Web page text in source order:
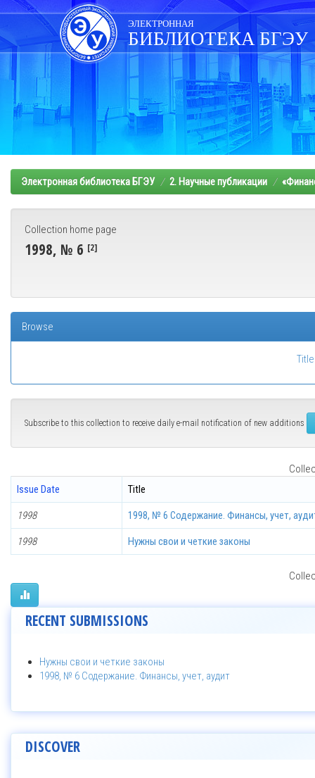
Skip
navigation
ЭЛЕКТРОННАЯ
БИБЛИОТЕКА БГЭУ
Электронная библиотека БГЭУ 2. Научные публикации
Collection home page
1998, № 6 [2]
Browse
Title
Subscribe to this collection to receive daily e-mail notification of new additions
Issue Date
Title
1998 1998, № 6 Содержание. Финансы, учет,
1998 Нужны свои и четкие законы
RECENT SUBMISSIONS
Нужны свои и четкие законы
1998, № 6 Содержание. Финансы, учет, аудит
DISCOVER